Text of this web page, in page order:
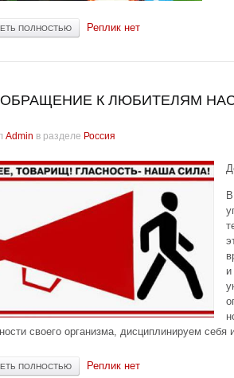
ПОЛНОСТЬЮ Реплик нет
ОБРАЩЕНИЕ К ЛЮБИТЕЛЯМ
Admin в разделе Россия
своего организма, дисциплинируем
ПОЛНОСТЬЮ Реплик нет